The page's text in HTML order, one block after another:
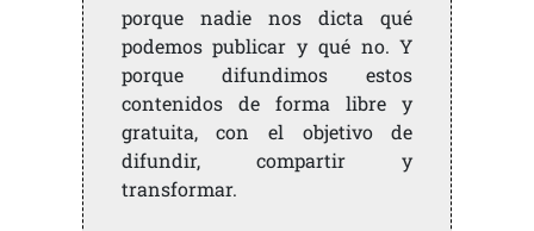
porque nadie nos dicta qué
podemos publicar y qué no. Y
porque difundimos estos
contenidos de forma libre y
gratuita, con el objetivo de
difundir, compartir y
transformar.